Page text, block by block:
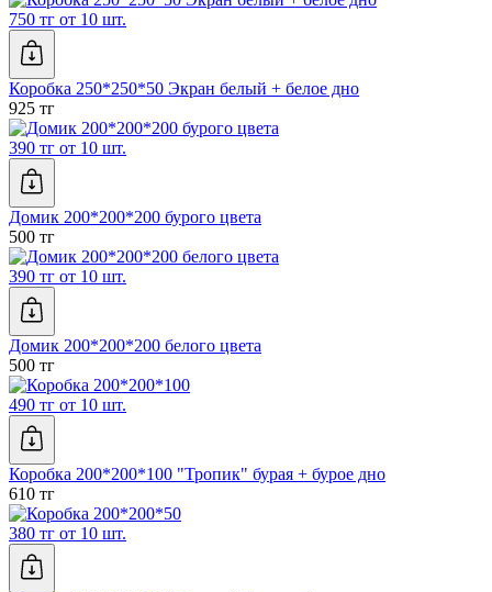
750 тг от 10 шт.
Коробка 250*250*50 Экран белый + белое дно
925 тг
390 тг от 10 шт.
Домик 200*200*200 бурого цвета
500 тг
390 тг от 10 шт.
Домик 200*200*200 белого цвета
500 тг
490 тг от 10 шт.
Коробка 200*200*100 "Тропик" бурая + бурое дно
610 тг
380 тг от 10 шт.